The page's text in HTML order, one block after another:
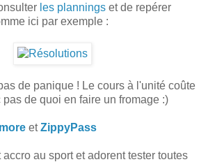
les plannings et de repérer
ici par exemple :
de panique ! Le cours à l'unité coûte
de quoi en faire un fromage :)
et ZippyPass
au sport et adorent tester toutes